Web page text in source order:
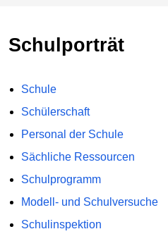
Schulporträt
Schule
Schülerschaft
Personal der Schule
Sächliche Ressourcen
Schulprogramm
Modell- und Schulversuche
Schulinspektion